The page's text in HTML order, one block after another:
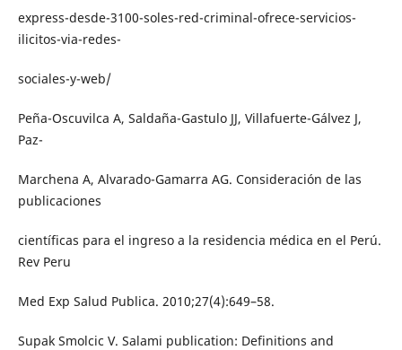
express-desde-3100-soles-red-criminal-ofrece-servicios-
ilicitos-via-redes-
sociales-y-web/
Peña-Oscuvilca A, Saldaña-Gastulo JJ, Villafuerte-Gálvez J,
Paz-
Marchena A, Alvarado-Gamarra AG. Consideración de las
publicaciones
científicas para el ingreso a la residencia médica en el Perú.
Rev Peru
Med Exp Salud Publica. 2010;27(4):649–58.
Supak Smolcic V. Salami publication: Definitions and